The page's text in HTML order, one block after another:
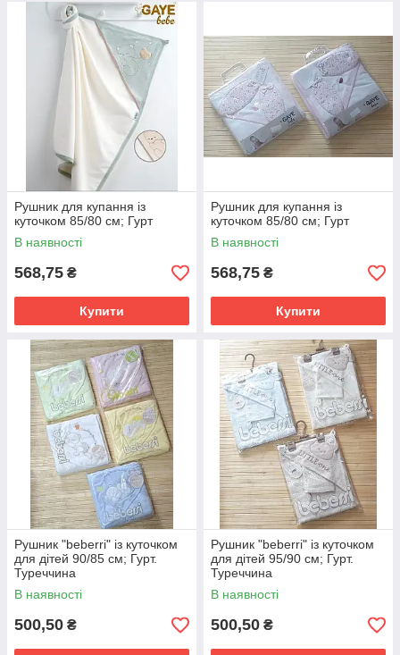
Рушник для купання із
куточком 85/80 см; Гурт
В наявності
568,75 ₴
Купити
Рушник для купання із
куточком 85/80 см; Гурт
В наявності
568,75 ₴
Купити
Рушник "beberri" із куточком
для дітей 90/85 см; Гурт.
Туреччина
В наявності
500,50 ₴
Рушник "beberri" із куточком
для дітей 95/90 см; Гурт.
Туреччина
В наявності
500,50 ₴